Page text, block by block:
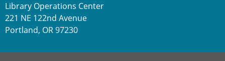
Library Operations Center
221 NE 122nd Avenue
Portland, OR 97230